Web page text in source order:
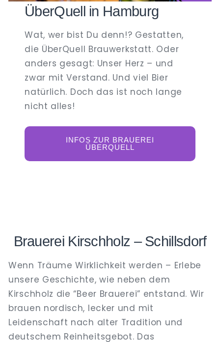
ÜberQuell in Hamburg
Wat, wer bist Du denn!? Gestatten,
die ÜberQuell Brauwerkstatt. Oder
anders gesagt: Unser Herz – und
zwar mit Verstand. Und viel Bier
natürlich. Doch das ist noch lange
nicht alles!
INFOS ZUR BRAUEREI
ÜBERQUELL
Brauerei Kirschholz – Schillsdorf
Wenn Träume Wirklichkeit werden – Erlebe
unsere Geschichte, wie neben dem
Kirschholz die “Beer Brauerei” entstand. Wir
brauen nordisch, lecker und mit
Leidenschaft nach alter Tradition und
deutschem Reinheitsgebot. Das